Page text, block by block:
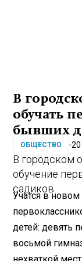
В
обучать
бывших
ОБЩЕСТВО
В городском
обучение
садиков.
Учатся в
детей: девять
восьмой